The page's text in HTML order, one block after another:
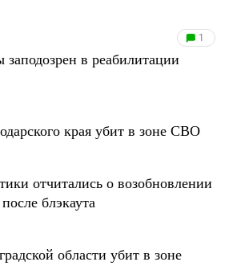
1
в реабилитации
края убит в зоне СВО
отчитались о возобновлении
блэкаута
области убит в зоне